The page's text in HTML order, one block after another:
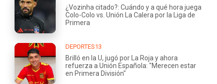
¿Vozinha citado?: Cuándo y a qué hora juega
Colo-Colo vs. Unión La Calera por la Liga de
Primera
DEPORTES13
Brilló en la U, jugó por La Roja y ahora
refuerza a Unión Española: "Merecen estar
en Primera División"